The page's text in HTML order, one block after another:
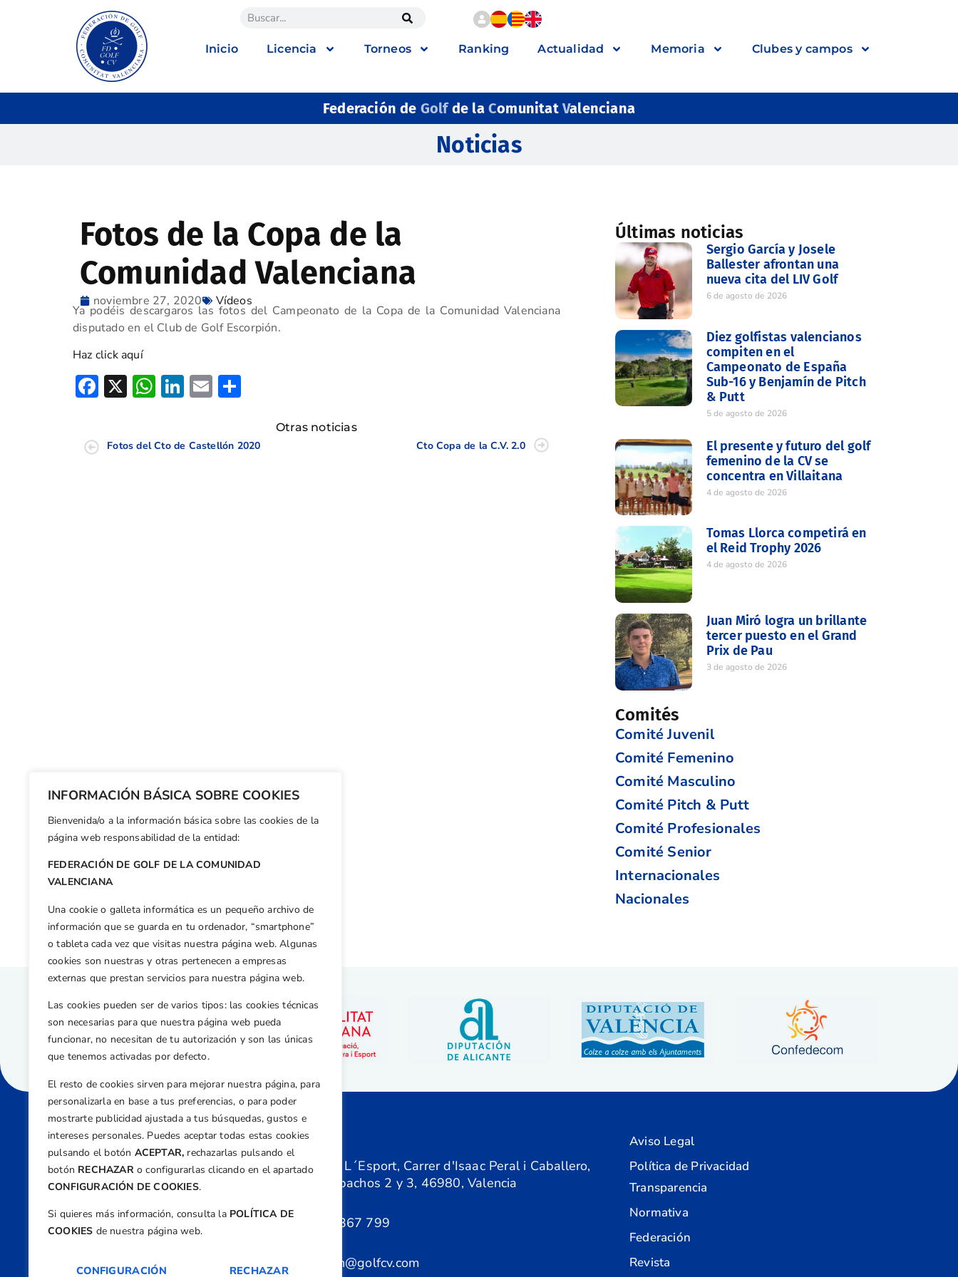
INFORMACIÓN BÁSICA SOBRE COOKIES
Bienvenida/o a la información básica sobre las cookies de la
página web responsabilidad de la entidad:
FEDERACIÓN DE GOLF DE LA COMUNIDAD
VALENCIANA
Una cookie o galleta informática es un pequeño archivo de
información que se guarda en tu ordenador, “smartphone”
o tableta cada vez que visitas nuestra página web. Algunas
cookies son nuestras y otras pertenecen a empresas
externas que prestan servicios para nuestra página web.
Las cookies pueden ser de varios tipos: las cookies técnicas
son necesarias para que nuestra página web pueda
funcionar, no necesitan de tu autorización y son las únicas
que tenemos activadas por defecto.
El resto de cookies sirven para mejorar nuestra página, para
personalizarla en base a tus preferencias, o para poder
mostrarte publicidad ajustada a tus búsquedas, gustos e
intereses personales. Puedes aceptar todas estas cookies
pulsando el botón ACEPTAR, rechazarlas pulsando el
botón RECHAZARo configurarlas clicando en el apartado
CONFIGURACIÓN DE COOKIES.
Si quieres más información, consulta la POLÍTICA DE
COOKIES de nuestra página web.
CONFIGURACIÓN RECHAZAR
Inicio Licencia Torneos Ranking Actualidad Memoria Clubes y campos
Federación de Golfde la ComunitatValenciana
Noticias
Fotos de la Copa de la
Comunidad Valenciana
noviembre 27, 2020 Vídeos
Ya podéis descargaros las fotos del Campeonato de la Copa de la Comunidad Valenciana
disputado en el Club de Golf Escorpión.
Haz click aquí
Facebook
X WhatsApp
LinkedIn
Email
Otras noticias
Fotos del Cto de Castellón 2020
Cto Copa de la C.V. 2.0
Últimas noticias
Sergio García y Josele
Ballester afrontan una
nueva cita del LIV Golf
6 de agosto de 2026
Diez golfistas valencianos
compiten en el
Campeonato de España
Sub-16 y Benjamín de Pitch
& Putt
5 de agosto de 2026
El presente y futuro del golf
femenino de la CV se
concentra en Villaitana
4 de agosto de 2026
Tomas Llorca competirá en
el Reid Trophy 2026
4 de agosto de 2026
Juan Miró logra un brillante
tercer puesto en el Grand
Prix de Pau
3 de agosto de 2026
Comités
Comité Juvenil
Comité Femenino
Comité Masculino
Comité Pitch & Putt
Comité Profesionales
Comité Senior
Internacionales
Nacionales
Centre de L´Esport, Carrer d'Isaac Peral i Caballero,
Nº 5, Despachos 2 y 3, 46980, Valencia
+34 961 367 799
federacion@golfcv.com
Aviso Legal
Política de Privacidad
Transparencia
Normativa
Federación
Revista